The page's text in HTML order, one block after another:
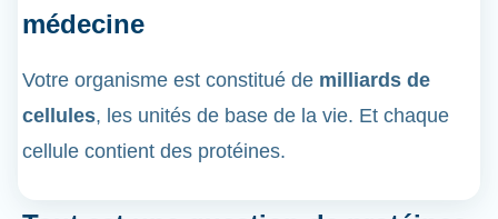
médecine
Votre organisme est constitué de milliards de
cellules, les unités de base de la vie. Et chaque
cellule contient des protéines.